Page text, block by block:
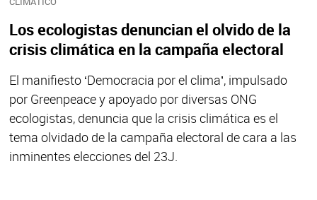
Los ecologistas denuncian el olvido de la
crisis climática en la campaña electoral
El manifiesto ‘Democracia por el clima’, impulsado
por Greenpeace y apoyado por diversas ONG
ecologistas, denuncia que la crisis climática es el
tema olvidado de la campaña electoral de cara a las
inminentes elecciones del 23J.